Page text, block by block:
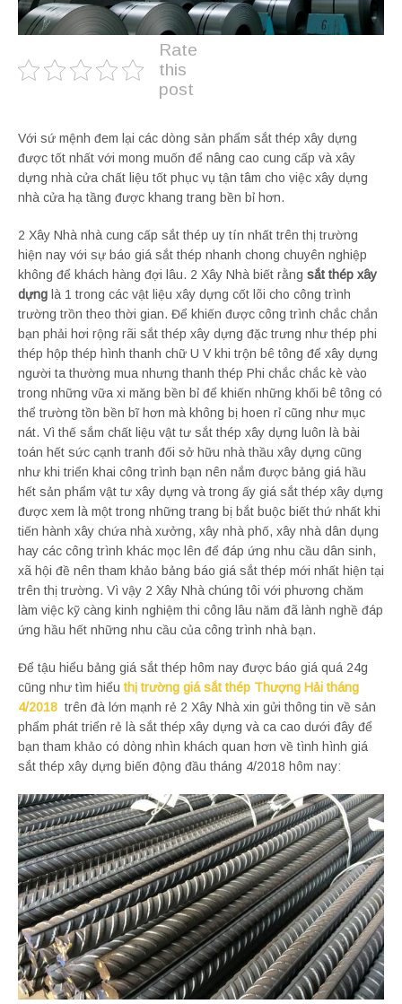
Rate
this
post
Với sứ mệnh đem lại các dòng sản phẩm sắt thép xây dựng
được tốt nhất với mong muốn để nâng cao cung cấp và xây
dựng nhà cửa chất liệu tốt phục vụ tận tâm cho việc xây dựng
nhà cửa hạ tầng được khang trang bền bỉ hơn.
2 Xây Nhà nhà cung cấp sắt thép uy tín nhất trên thị trường
hiện nay với sự báo giá sắt thép nhanh chong chuyên nghiệp
không để khách hàng đợi lâu. 2 Xây Nhà biết rằng sắt thép xây
dựng là 1 trong các vật liệu xây dựng cốt lõi cho công trình
trường trồn theo thời gian. Để khiến được công trình chắc chắn
bạn phải hơi rộng rãi sắt thép xây dựng đặc trưng như thép phi
thép hộp thép hình thanh chữ U V khi trộn bê tông để xây dựng
người ta thường mua nhưng thanh thép Phi chắc chắc kè vào
trong những vữa xi măng bền bỉ để khiến những khối bê tông có
thể trường tồn bền bĩ hơn mà không bị hoen rỉ cũng như mục
nát. Vì thế sắm chất liệu vật tư sắt thép xây dựng luôn là bài
toán hết sức cạnh tranh đối sở hữu nhà thầu xây dựng cũng
như khi triển khai công trình bạn nên nắm được bảng giá hầu
hết sản phẩm vật tư xây dựng và trong ấy giá sắt thép xây dựng
được xem là một trong những trang bị bắt buộc biết thứ nhất khi
tiến hành xây chứa nhà xưởng, xây nhà phố, xây nhà dân dụng
hay các công trình khác mọc lên để đáp ứng nhu cầu dân sinh,
xã hội đề nên tham khảo bảng báo giá sắt thép mới nhất hiện tại
trên thị trường. Vì vậy 2 Xây Nhà chúng tôi với phương chăm
làm việc kỹ càng kinh nghiệm thi công lâu năm đã lành nghề đáp
ứng hầu hết những nhu cầu của công trình nhà bạn.
Để tậu hiểu bảng giá sắt thép hôm nay được báo giá quá 24g
cũng như tìm hiểu thị trường giá sắt thép Thượng Hải tháng
4/2018 trên đà lớn mạnh rẻ 2 Xây Nhà xin gửi thông tin về sản
phẩm phát triển rẻ là sắt thép xây dựng và ca cao dưới đây để
bạn tham khảo có dòng nhìn khách quan hơn về tình hình giá
sắt thép xây dựng biến động đầu tháng 4/2018 hôm nay: